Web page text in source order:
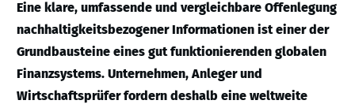
Eine klare, umfassende und vergleichbare Offenlegung
nachhaltigkeitsbezogener Informationen ist einer der
Grundbausteine eines gut funktionierenden globalen
Finanzsystems. Unternehmen, Anleger und
Wirtschaftsprüfer fordern deshalb eine weltweite